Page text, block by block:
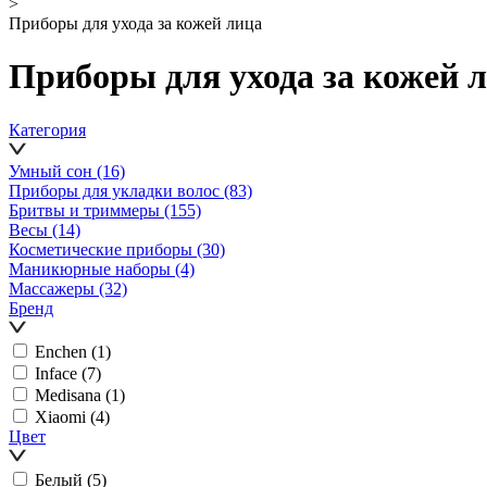
>
Приборы для ухода за кожей лица
Приборы для ухода за кожей
Категория
Умный сон (16)
Приборы для укладки волос (83)
Бритвы и триммеры (155)
Весы (14)
Косметические приборы (30)
Маникюрные наборы (4)
Массажеры (32)
Бренд
Enchen (1)
Inface (7)
Medisana (1)
Xiaomi (4)
Цвет
Белый (5)